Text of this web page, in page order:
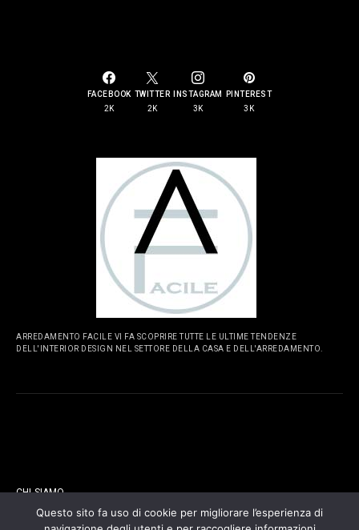
FACEBOOK
2K
TWITTER
2K
INSTAGRAM
3K
PINTEREST
3K
ARREDAMENTO FACILE VI FA SCOPRIRE TUTTE LE ULTIME TENDENZE
DELL'INTERIOR DESIGN NEL SETTORE DELLA CASA E DELL'ARREDAMENTO.
CHI SIAMO
Questo sito fa uso di cookie per migliorare l’esperienza di